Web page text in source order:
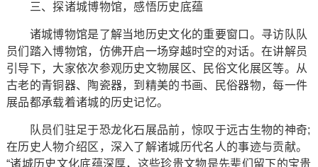
三、探诸城博物馆，感悟历史底蕴
诸城博物馆是了解当地历史文化的重要窗口。寻访队队
员们踏入博物馆，仿佛开启一场穿越时空的对话。在讲解员
引导下，大家依次参观历史文物展区、民俗文化展区等。从
古老的青铜器、陶瓷器，到精美的书画、民俗器物，每一件
展品都承载着诸城的历史记忆。
队员们驻足于恐龙化石展品前，惊叹于远古生物的神奇;
在历史人物介绍区，深入了解诸城历代名人的事迹与贡献。
“诸城历史文化底蕴深厚，这些珍贵文物是先辈们留下的宝贵